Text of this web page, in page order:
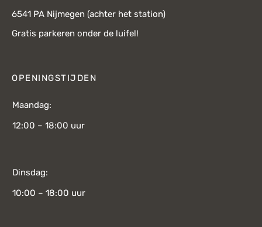
6541 PA Nijmegen (achter het station)
Gratis parkeren onder de luifel!
OPENINGSTIJDEN
Maandag:
12:00 – 18:00 uur
Dinsdag:
10:00 – 18:00 uur